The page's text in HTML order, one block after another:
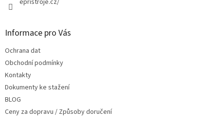
Informace pro Vás
Ochrana dat
Obchodní podmínky
Kontakty
Dokumenty ke stažení
BLOG
Ceny za dopravu / Způsoby doručení